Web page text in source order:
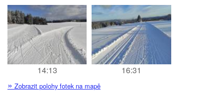
14:13 16:31
» Zobrazit polohy fotek na mapě